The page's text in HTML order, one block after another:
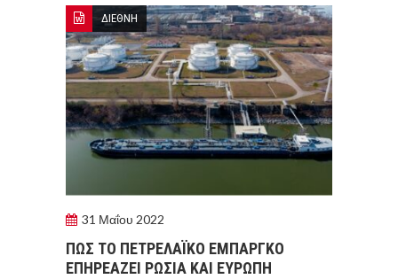
ΔΙΕΘΝΗ
31 Μαΐου 2022
ΠΩΣ ΤΟ ΠΕΤΡΕΛΑΪΚΟ ΕΜΠΑΡΓΚΟ
ΕΠΗΡΕΑΖΕΙ ΡΩΣΙΑ ΚΑΙ ΕΥΡΩΠΗ